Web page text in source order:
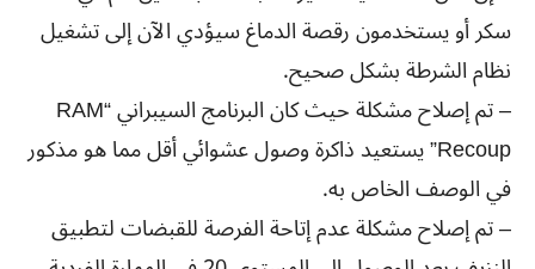
سكر أو يستخدمون رقصة الدماغ سيؤدي الآن إلى تشغيل
نظام الشرطة بشكل صحيح.
– تم إصلاح مشكلة حيث كان البرنامج السيبراني “RAM
Recoup” يستعيد ذاكرة وصول عشوائي أقل مما هو مذكور
في الوصف الخاص به.
– تم إصلاح مشكلة عدم إتاحة الفرصة للقبضات لتطبيق